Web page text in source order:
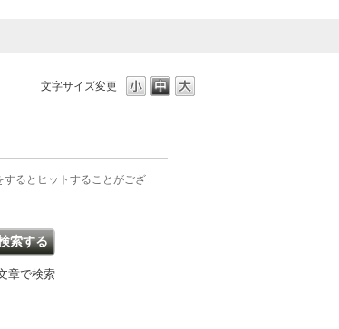
文字サイズ変更
るとヒットすることがござ
章で検索